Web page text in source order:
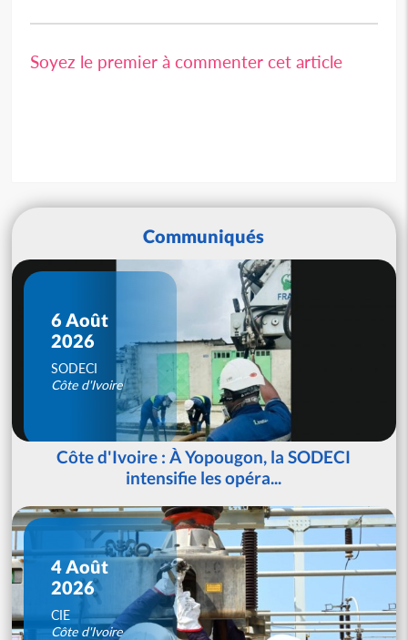
Soyez le premier à commenter cet article
Communiqués
6 Août
2026
SODECI
Côte d'Ivoire
Côte d'Ivoire : À Yopougon, la SODECI
intensifie les opéra...
4 Août
2026
CIE
Côte d'Ivoire